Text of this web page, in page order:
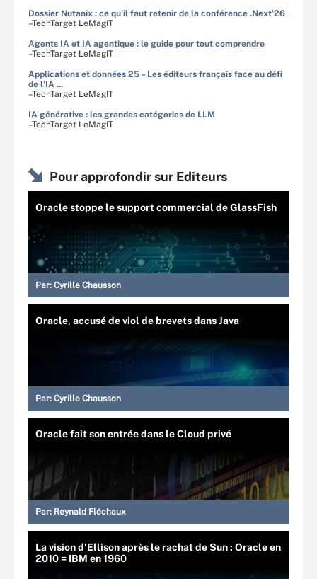
Dossier Nutanix : ce qu'il faut retenir de la conférence .Next'26
–TechTarget LeMagIT
Agents IA et IA agentique : le guide pour tout comprendre
–TechTarget LeMagIT
Applications et données 25 – Les éditeurs français face au défi
de l'IA ...
–TechTarget LeMagIT
IA générative : les grandes catégories de LLM
–TechTarget LeMagIT
Pour approfondir sur Editeurs
Oracle stoppe le support commercial de GlassFish
Par: Cyrille Chausson
Oracle, accusé de viol de brevets dans Java
Par: Cyrille Chausson
Oracle fait son entrée dans le Cloud privé
Par: Reynald Fléchaux
La vision d'Ellison après le rachat de Sun : Oracle en
2010 = IBM en 1960